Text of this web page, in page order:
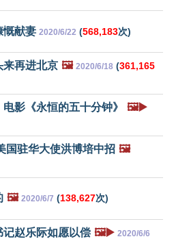
慨献妻 2020/6/22 (568,183次)
来再进北京 🖼️ 2020/6/18 (361,165
影《永恒的五十分钟》 🖼️▶️
国驻华大使洪博培中招 🖼️
🖼️ 2020/6/7 (138,627次)
赵乐际如愿以偿 🖼️▶️ 2020/6/6